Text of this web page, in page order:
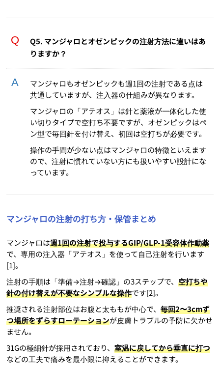
Q5. マンジャロとオゼンピックの注射方法に違いはあ
りますか？
マンジャロもオゼンピックも週1回の注射である点は
共通していますが、注入器の仕組みが異なります。
マンジャロの「アテオス」は針と薬液が一体化した使
い切りタイプで空打ち不要ですが、オゼンピックはペ
ン型で毎回針を付け替え、初回は空打ちが必要です。
操作の手間が少ない点はマンジャロの特徴といえます
ので、注射に慣れていない方にも扱いやすい設計にな
っています。
マンジャロの注射の打ち方・保管まとめ
マンジャロは週1回の注射で投与するGIP/GLP-1受容体作動薬
で、専用の注入器「アテオス」を使って自己注射を行います
[1]。
注射の手順は「準備→注射→確認」の3ステップで、空打ちや
針の付け替えが不要なシンプルな操作です[2]。
推奨される注射部位はお腹と太ももが中心で、毎回2〜3cmず
つ場所をずらすローテーションが皮膚トラブルの予防に欠かせ
ません。
31Gの極細針が採用されており、室温に戻してから垂直に打つ
などの工夫で痛みを最小限に抑えることができます。